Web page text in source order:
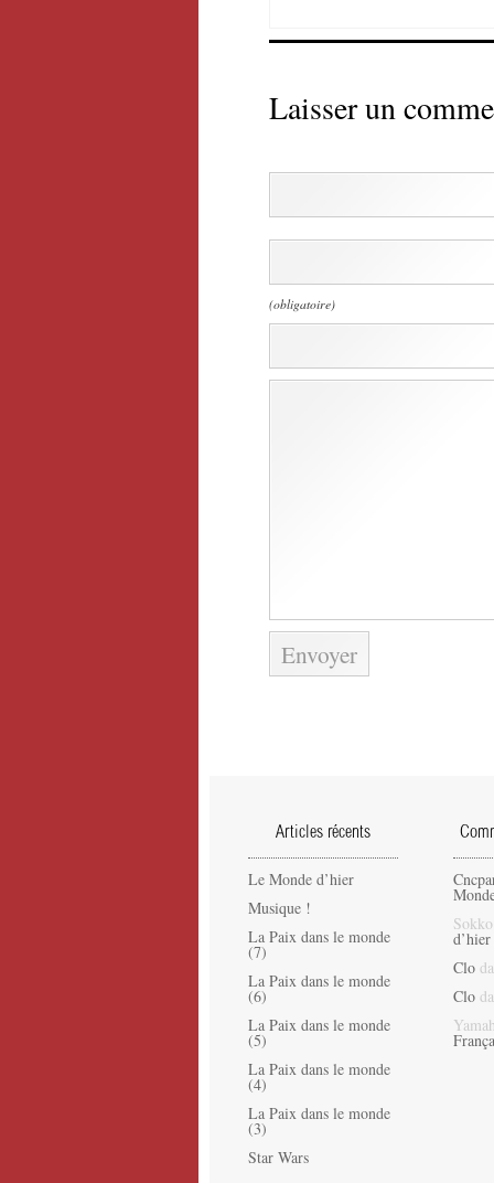
Laisser un
(obligatoire)
Articles récents
Le Monde d’hier
Musique !
La Paix dans le monde
(7)
La Paix dans le monde
(6)
La Paix dans le monde
(5)
La Paix dans le monde
(4)
La Paix dans le monde
(3)
Star Wars
Sokko
d’hier
Clo
Clo